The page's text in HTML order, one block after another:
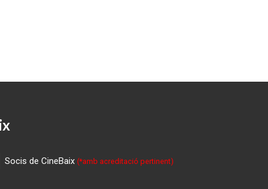
Socis de CineBaix(*amb acreditació pertinent)